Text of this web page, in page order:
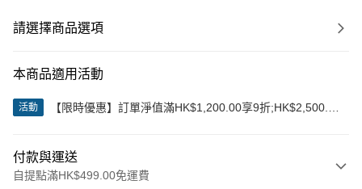
請選擇商品選項
本商品適用活動
活動
【限時優惠】訂單淨值滿HK$1,200.00享9折;HK$2,500.00
付款與運送
自提點滿HK$499.00免運費